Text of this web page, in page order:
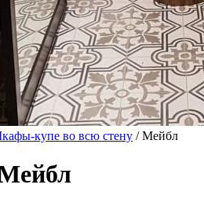
купе во всю стену / Мейбл